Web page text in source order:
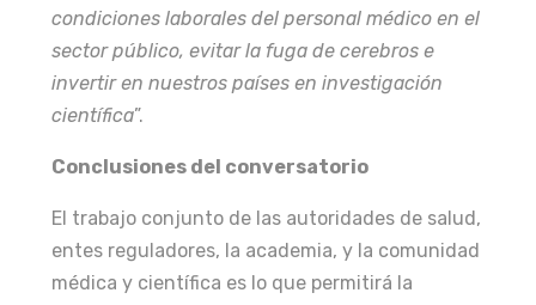
condiciones laborales del personal médico en el
sector público, evitar la fuga de cerebros e
invertir en nuestros países en investigación
científica”.
Conclusiones del conversatorio
El trabajo conjunto de las autoridades de salud,
entes reguladores, la academia, y la comunidad
médica y científica es lo que permitirá la